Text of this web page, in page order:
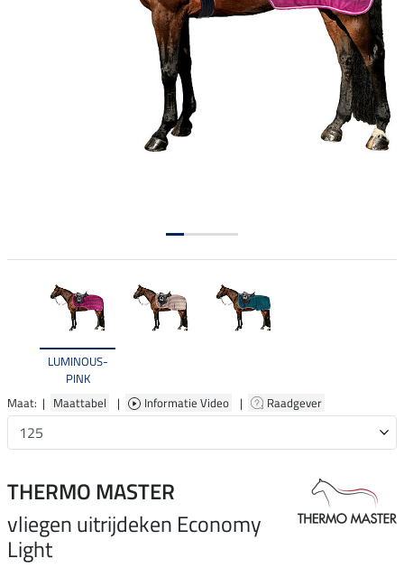
LUMINOUS-
PINK
Maat: | Maattabel | Informatie Video | Raadgever
THERMO MASTER
vliegen uitrijdeken Economy
Light